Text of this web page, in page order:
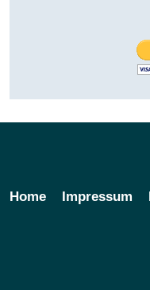
Home Impressum